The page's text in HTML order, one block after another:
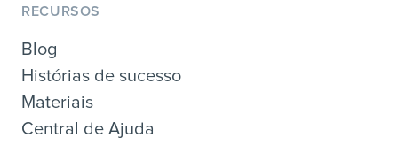
RECURSOS
Blog
Histórias de sucesso
Materiais
Central de Ajuda